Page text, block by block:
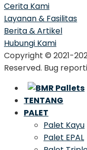
Cerita Kami
Layanan & Fasilitas
Berita & Artikel
Hubungi Kami
Copyright © 2021-
Reserved. Bug
TENTANG
PALET
Palet Kayu
Palet EPAL